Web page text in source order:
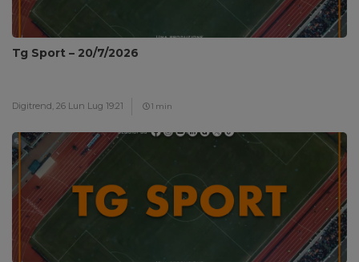
Tg Sport – 20/7/2026
Digitrend, 26 Lun Lug 19:21 1 min